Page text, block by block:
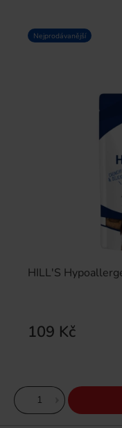
HILL'S
109 Kč
Nejprodávanější